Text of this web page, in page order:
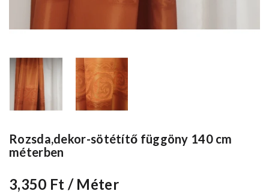
Rozsda,dekor-sötétítő függöny 140 cm
méterben
3,350 Ft / Méter